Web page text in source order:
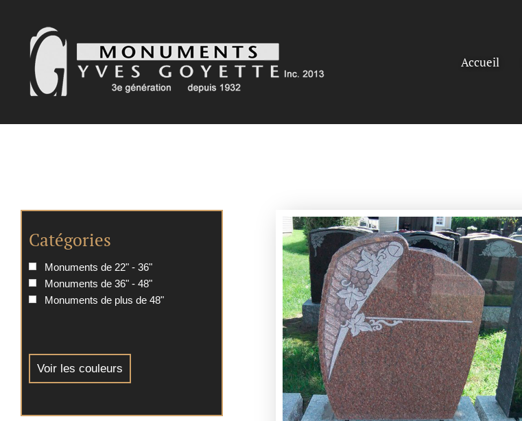
contenu
Accueil
Catégories
Monuments de 22" - 36"
Monuments de 36" - 48"
Monuments de plus de 48"
Voir les couleurs